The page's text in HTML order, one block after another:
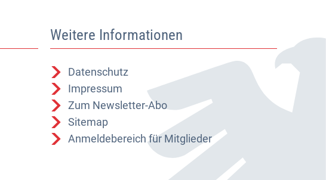
Weitere Informationen
Datenschutz
Impressum
Zum Newsletter-Abo
Sitemap
Anmeldebereich für Mitglieder